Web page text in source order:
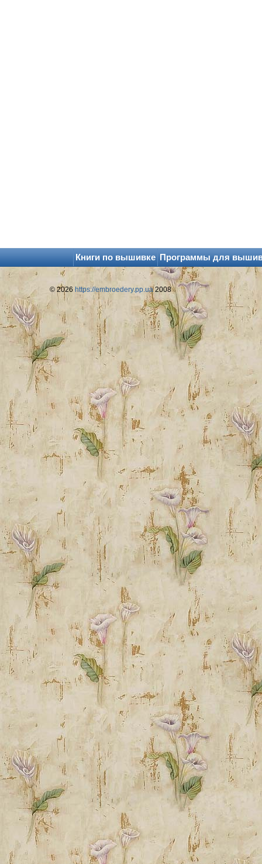
Книги по вышивке Программы для
© 2026 https://embroedery.pp.ua2008